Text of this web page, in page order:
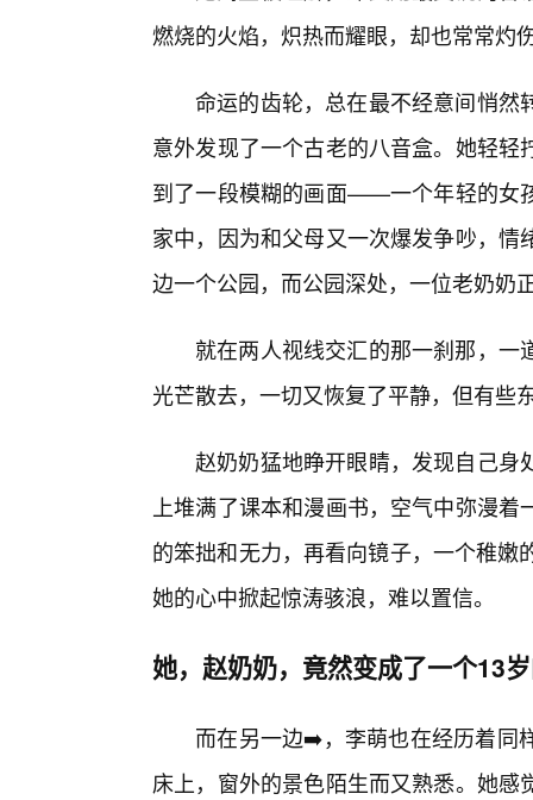
燃烧的火焰，炽热而耀眼，却也常常灼
命运的齿轮，总在最不经意间悄然
意外发现了一个古老的八音盒。她轻
到了一段模糊的画面——一个年轻的女
家中，因为和父母又一次爆发争吵，
边一个公园，而公园深处，一位老奶
就在两人视线交汇的那一刹那，
光芒散去，一切又恢复了平静，但有些
赵奶奶猛地睁开眼睛，发现自己
上堆满了课本和漫画书，空气中弥漫
的笨拙和无力，再看向镜子，一个稚
她的心中掀起惊涛骇浪，难以置信。
她，赵奶奶，竟然变成了一个13
而在另一边➡️，李萌也在经历着同
床上，窗外的景色陌生而又熟悉。她